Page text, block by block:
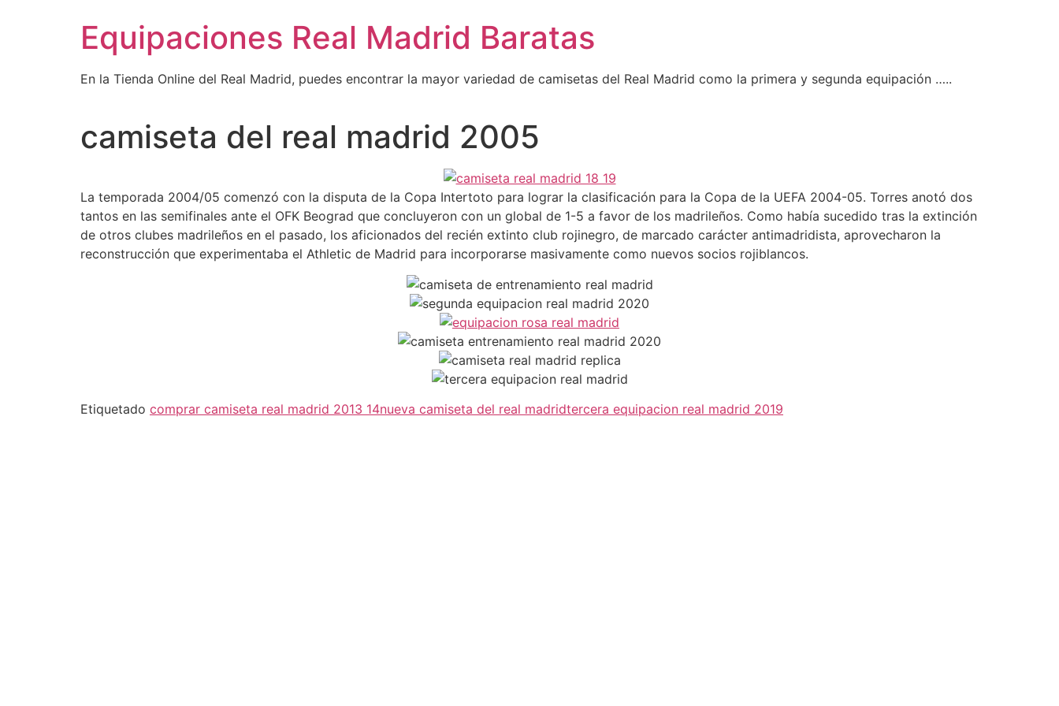
Equipaciones Real Madrid Baratas
En la Tienda Online del Real Madrid, puedes encontrar la mayor variedad de camisetas del Real Madrid como la primera y segunda equipación …..
camiseta del real madrid 2005
La temporada 2004/05 comenzó con la disputa de la Copa Intertoto para lograr la clasificación para la Copa de la UEFA 2004-05. Torres anotó dos
tantos en las semifinales ante el OFK Beograd que concluyeron con un global de 1-5 a favor de los madrileños. Como había sucedido tras la extinción
de otros clubes madrileños en el pasado, los aficionados del recién extinto club rojinegro, de marcado carácter antimadridista, aprovecharon la
reconstrucción que experimentaba el Athletic de Madrid para incorporarse masivamente como nuevos socios rojiblancos.
Etiquetado comprar camiseta real madrid 2013 14nueva camiseta del real madridtercera equipacion real madrid 2019